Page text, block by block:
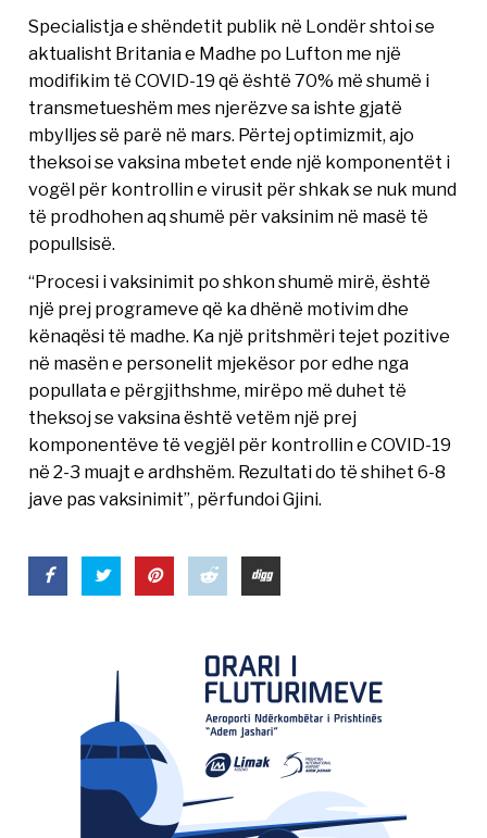
Specialistja e shëndetit publik në Londër shtoi se
aktualisht Britania e Madhe po Lufton me një
modifikim të COVID-19 që është 70% më shumë i
transmetueshëm mes njerëzve sa ishte gjatë
mbylljes së parë në mars. Përtej optimizmit, ajo
theksoi se vaksina mbetet ende një komponentët i
vogël për kontrollin e virusit për shkak se nuk mund
të prodhohen aq shumë për vaksinim në masë të
popullsisë.
“Procesi i vaksinimit po shkon shumë mirë, është
një prej programeve që ka dhënë motivim dhe
kënaqësi të madhe. Ka një pritshmëri tejet pozitive
në masën e personelit mjekësor por edhe nga
popullata e përgjithshme, mirëpo më duhet të
theksoj se vaksina është vetëm një prej
komponentëve të vegjël për kontrollin e COVID-19
në 2-3 muajt e ardhshëm. Rezultati do të shihet 6-8
jave pas vaksinimit”, përfundoi Gjini.